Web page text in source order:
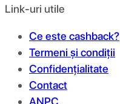
Link-uri utile
Ce este cashback?
Termeni și condiții
Confidențialitate
Contact
ANPC